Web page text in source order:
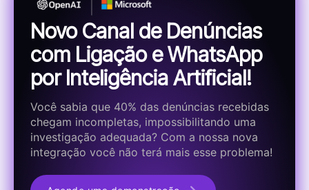
Novo Canal de Denúncias
com Ligação e WhatsApp
por Inteligência Artificial!
Você sabia que 40% das denúncias recebidas
chegam incompletas, impossibilitando uma
investigação adequada? Com a nossa nova
integração você não terá mais esse problema!